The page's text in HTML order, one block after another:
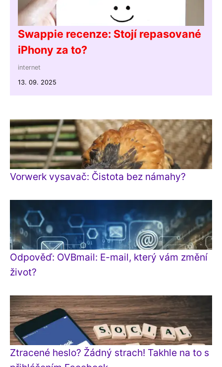
Swappie recenze: Stojí repasované
iPhony za to?
internet
13. 09. 2025
Vorwerk vysavač: Čistota bez námahy?
Odpověď: OVBmail: E-mail, který vám změní
život?
Ztracené heslo? Žádný strach! Takhle na to s